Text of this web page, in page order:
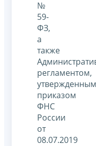
№
59-
ФЗ,
а
также
регламентом,
утвержденным
приказом
ФНС
России
от
08.07.2019